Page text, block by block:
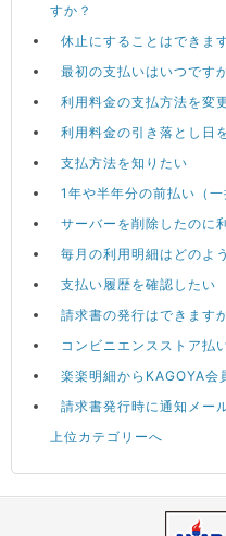
すか？
休止にすることはできま
最初の支払いはいつです
利用料金の支払方法を変
利用料金の引き落とし日
支払方法を知りたい
1年や半年分の前払い（
サーバーを削除したのに
毎月の利用明細はどのよ
支払い履歴を確認したい
請求書の発行はできます
コンビニエンスストア払
楽楽明細からKAGOYA会
請求書発行時に通知メー
上位カテゴリーへ